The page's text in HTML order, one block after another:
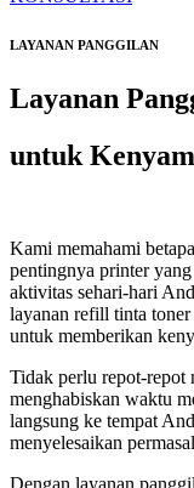
LAYANAN PANGGILAN
Layanan
untuk
Kami memahami
pentingnya printer
aktivitas sehari-hari
layanan refill tinta
untuk memberikan
Tidak perlu repot-repot
menghabiskan waktu
langsung ke tempat
menyelesaikan
Dengan layanan